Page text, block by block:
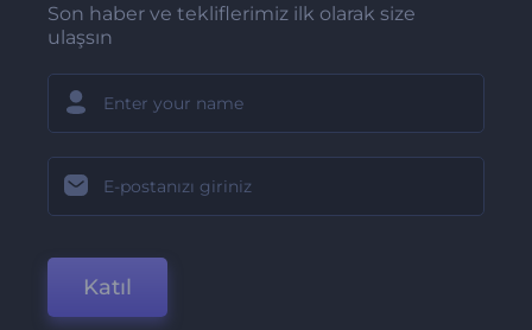
Son haber ve tekliflerimiz ilk olarak size
ulaşsın
Katıl